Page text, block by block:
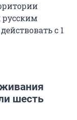
русским
с 1
шесть